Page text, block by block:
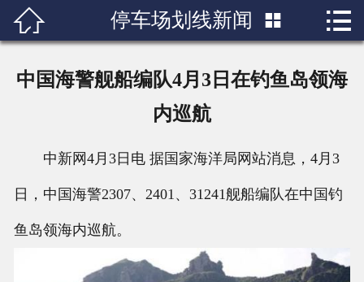
 首页
成功案例
人才招聘
 停车场划线新闻  
中国海警舰船编队4月3日在钓鱼岛领海
内巡航
中新网4月3日电 据国家海洋局网站消息，4月3
日，中国海警2307、2401、31241舰船编队在中国钓
鱼岛领海内巡航。